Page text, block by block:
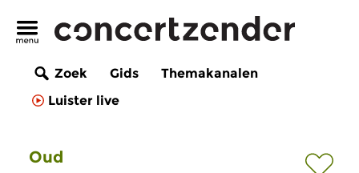
Zoek Gids
Themakanalen
Luister live
Oud